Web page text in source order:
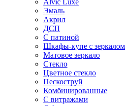
Alvic Luxe
Эмаль
Акрил
ДСП
С патиной
Шкафы-купе с зеркалом
Матовое зеркало
Стекло
Цветное стекло
Пескоструй
Комбинированные
С витражами